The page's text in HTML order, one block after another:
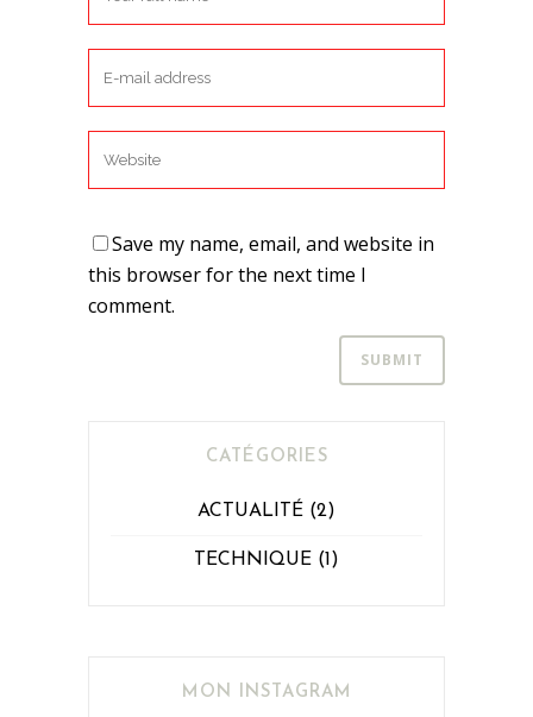
Save my name, email, and website in
this browser for the next time I
comment.
CATÉGORIES
ACTUALITÉ (2)
TECHNIQUE (1)
MON INSTAGRAM